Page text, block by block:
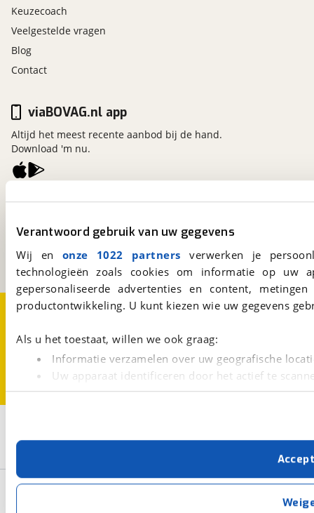
Verantwoord gebruik van uw gegevens
Wij en onze 1022 partners verwerken je
technologieën zoals cookies om informatie op
gepersonaliseerde advertenties en content,
productontwikkeling. U kunt kiezen wie uw gegevens
Als u het toestaat, willen we ook graag:
Informatie verzamelen over uw geografische
Uw apparaat identificeren door het actief te
Lees meer over hoe uw persoonlijke gegevens worden
Met cookies en vergelijkbare technieken zorgen we
cookies zorgen ervoor dat de website goed werkt.
verbeteren. We tonen je graag relevante advertenties
buiten onze website volgt – uiteraard op
Basisgegevens
Keuzecoach
Veelgestelde vragen
Blog
Contact
viaBOVAG.nl
3981 AJ Bunnik
Een initiatief van
BOVAG
viaBOVAG.nl app
Altijd het meest recente aanbod bij de hand.
Download 'm nu.
Over viaBOVAG.nlDisclaimer- en Privacyverklaring